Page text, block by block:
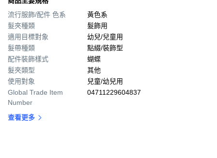
流行服飾/配件 色系
黃色系
髮夾種類
髮飾用
適用目標對象
幼兒/兒童用
髮帶種類
點綴/裝飾型
配件裝飾樣式
蝴蝶
髮夾類型
其他
使用對象
兒童/幼兒用
Global Trade Item
Number
04711229604837
查看更多